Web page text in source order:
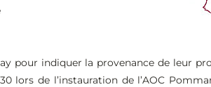
pour indiquer la provenance de leur
lors de l’instauration de l’AOC